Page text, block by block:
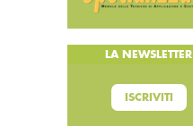
LA NEWSLETTER
ISCRIVITI